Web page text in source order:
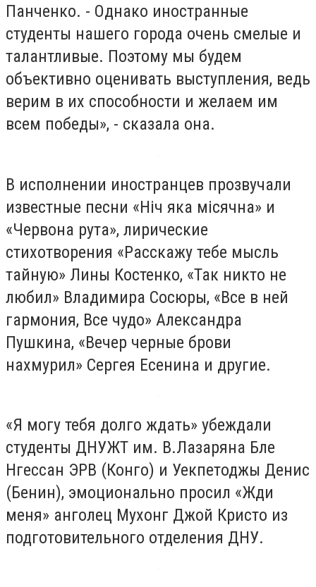
Панченко. - Однако иностранные
студенты нашего города очень смелые и
талантливые. Поэтому мы будем
объективно оценивать выступления, ведь
верим в их способности и желаем им
всем победы», - сказала она.
В исполнении иностранцев прозвучали
известные песни «Нiч яка мiсячна» и
«Червона рута», лирические
стихотворения «Расскажу тебе мысль
тайную» Лины Костенко, «Так никто не
любил» Владимира Сосюры, «Все в ней
гармония, Все чудо» Александра
Пушкина, «Вечер черные брови
нахмурил» Сергея Есенина и другие.
«Я могу тебя долго ждать» убеждали
студенты ДНУЖТ им. В.Лазаряна Бле
Нгессан ЭРВ (Конго) и Уекпетоджы Денис
(Бенин), эмоционально просил «Жди
меня» анголец Мухонг Джой Кристо из
подготовительного отделения ДНУ.